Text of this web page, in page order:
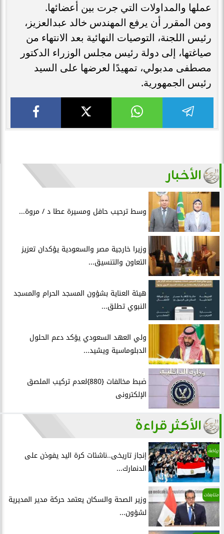
عملها والمداولات التي جرت بين أعضائها.
ومن المقرر أن يرفع المهندس خالد عبدالعزيز،
رئيس اللجنة، التوصيات النهائية بعد الانتهاء من
صياغتها، إلى دولة رئيس مجلس الوزراء الدكتور
مصطفى مدبولي، تمهيدًا لعرضها على السيد
رئيس الجمهورية.
الأخبار
وسط ترحيب حافل ومسيرة عطا د / مروة...
وزيرا خارجية مصر والسعودية يؤكدان تعزيز
التعاون والتنسيق...
هيئة العناية بشؤون المسجد الحرام والمسجد
النبوي تطلق...
ولي العهد السعودي يؤكد دعم الحلول
الدبلوماسية ويشيد...
ضبط مخالفات {880}لعدم تركيب الملصق
الإلكترونى
الأكثر قراءة
رياضة
إنجاز تاريخى..ناشئات كرة اليد يفوذن على
الدنمارك...
متابعات
وزير الصحة والسكان يعتمد حركة مدير المديرية
لشؤون...